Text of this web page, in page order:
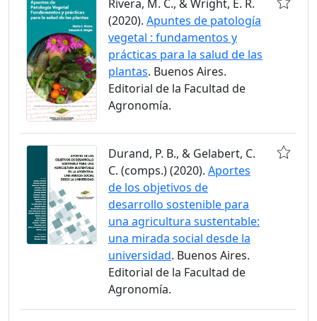
Rivera, M. C., & Wright, E. R.
(2020). Apuntes de patología
vegetal : fundamentos y
prácticas para la salud de las
plantas. Buenos Aires.
Editorial de la Facultad de
Agronomía.
Durand, P. B., & Gelabert, C.
C. (comps.) (2020). Aportes
de los objetivos de
desarrollo sostenible para
una agricultura sustentable:
una mirada social desde la
universidad. Buenos Aires.
Editorial de la Facultad de
Agronomía.